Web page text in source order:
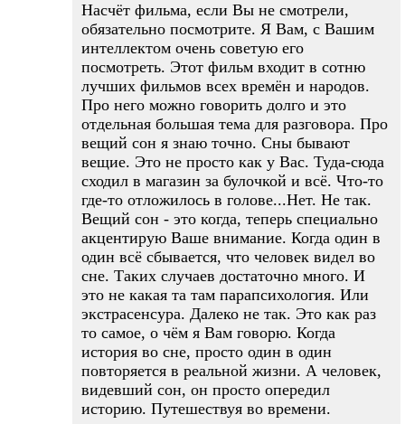
Насчёт фильма, если Вы не смотрели,
обязательно посмотрите. Я Вам, с Вашим
интеллектом очень советую его
посмотреть. Этот фильм входит в сотню
лучших фильмов всех времён и народов.
Про него можно говорить долго и это
отдельная большая тема для разговора. Про
вещий сон я знаю точно. Сны бывают
вещие. Это не просто как у Вас. Туда-сюда
сходил в магазин за булочкой и всё. Что-то
где-то отложилось в голове...Нет. Не так.
Вещий сон - это когда, теперь специально
акцентирую Ваше внимание. Когда один в
один всё сбывается, что человек видел во
сне. Таких случаев достаточно много. И
это не какая та там парапсихология. Или
экстрасенсура. Далеко не так. Это как раз
то самое, о чём я Вам говорю. Когда
история во сне, просто один в один
повторяется в реальной жизни. А человек,
видевший сон, он просто опередил
историю. Путешествуя во времени.